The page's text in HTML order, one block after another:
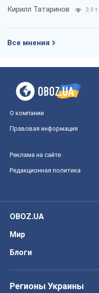
Кирилл Татаринов 3,9 т.
Все мнения
О компании
Правовая информация
Реклама на сайте
Редакционная политика
OBOZ.UA
Мир
Блоги
Регионы Украины